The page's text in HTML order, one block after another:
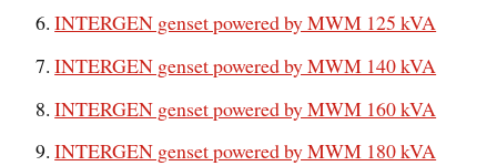
INTERGEN genset powered by MWM 125 kVA
INTERGEN genset powered by MWM 140 kVA
INTERGEN genset powered by MWM 160 kVA
INTERGEN genset powered by MWM 180 kVA